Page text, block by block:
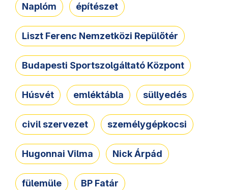
Naplóm építészet
Liszt Ferenc Nemzetközi Repülőtér
Budapesti Sportszolgáltató Központ
Húsvét emléktábla süllyedés
civil szervezet személygépkocsi
Hugonnai Vilma Nick Árpád
fülemüle BP Fatár